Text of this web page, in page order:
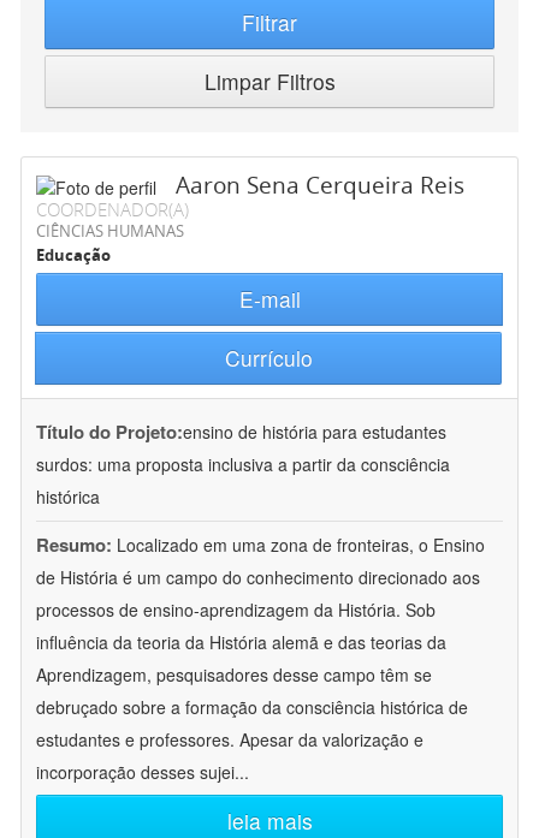
Filtrar
Limpar Filtros
Aaron Sena Cerqueira Reis
COORDENADOR(A)
CIÊNCIAS HUMANAS
Educação
E-mail
Currículo
Título do Projeto:ensino de história para estudantes
surdos: uma proposta inclusiva a partir da consciência
histórica
Resumo: Localizado em uma zona de fronteiras, o Ensino
de História é um campo do conhecimento direcionado aos
processos de ensino-aprendizagem da História. Sob
influência da teoria da História alemã e das teorias da
Aprendizagem, pesquisadores desse campo têm se
debruçado sobre a formação da consciência histórica de
estudantes e professores. Apesar da valorização e
incorporação desses sujei...
leia mais